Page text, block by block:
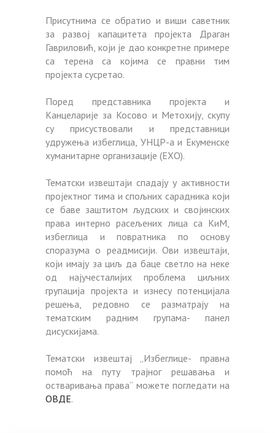
Присутнима се обратио и виши саветник
за развој капацитета пројекта Драган
Гавриловић, који је дао конкретне примере
са терена са којима се правни тим
пројекта сусретао.
Поред представника пројекта и
Канцеларије за Косово и Метохију, скупу
су присуствовали и представници
удружења избеглица, УНЦР-а и Екуменске
хуманитарне организације (ЕХО).
Тематски извештаји спадају у активности
пројектног тима и спољних сарадника који
се баве заштитом људских и својинских
права интерно расељених лица са КиМ,
избеглица и повратника по основу
споразума о реадмисији. Ови извештаји,
који имају за циљ да баце светло на неке
од најучесталијих проблема циљних
групација пројекта и изнесу потенцијала
решења, редовно се разматрају на
тематским радним групама- панел
дисускијама.
Тематски извештај „Избеглице- правна
помоћ на путу трајног решавања и
остваривања права“ можете погледати на
ОВДЕ.